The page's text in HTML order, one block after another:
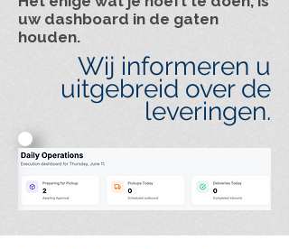
uw dashboard in de gaten
houden.
Wij informeren u
uitgebreid over de
leveringen.